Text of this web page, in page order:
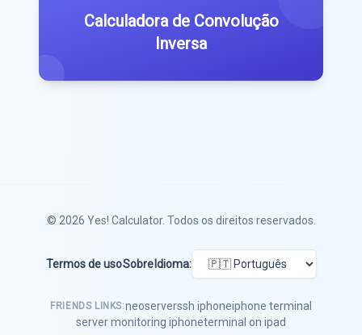
Calculadora de Convolução
Inversa
© 2026 Yes! Calculator. Todos os direitos reservados.
Termos de usoSobre Idioma:
FRIENDS LINKS:neoserverssh iphoneiphone terminal
server monitoring iphoneterminal on ipad